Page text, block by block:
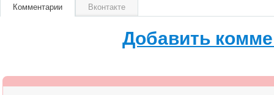
Комментарии Вконтакте
Добавить